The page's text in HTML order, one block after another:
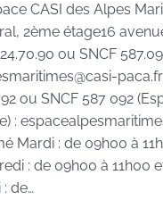
CASI des Alpes
2ème étage16
ou SNCF
ou SNCF 587 092
:
Mardi : de 09h00 à
: de 09h00 à 11h00
de…